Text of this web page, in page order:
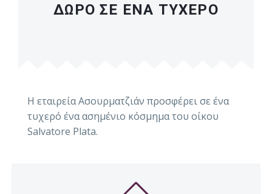
ΔΩΡΟ ΣΕ ΕΝΑ ΤΥΧΕΡΟ
H εταιρεία Ασουρματζιάν προσφέρει σε ένα
τυχερό ένα ασημένιο κόσμημα του οίκου
Salvatore Plata.